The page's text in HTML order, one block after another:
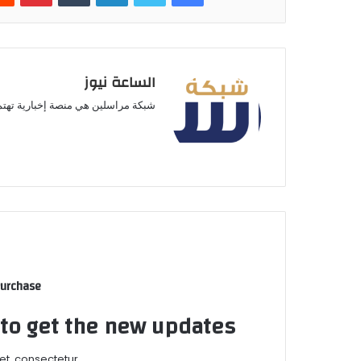
الساعة نيوز
شبكة مراسلين هي منصة إخبارية
get the new updates!